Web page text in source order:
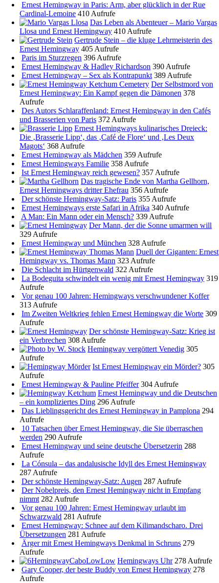
Ernest Hemingway in Paris: Arm, aber glücklich in der Rue
Cardinal-Lemoine 410 Aufrufe
Das Leben als Abenteuer – Mario Vargas
Llosa und Ernest Hemingway 410 Aufrufe
Gertrude Stein – die kluge Lehrmeisterin des
Ernest Hemingway 405 Aufrufe
Paris im Sturzregen 396 Aufrufe
Ernest Hemingway & Hadley Richardson 390 Aufrufe
Ernest Hemingway – Sex als Kontrapunkt 389 Aufrufe
Der Selbstmord von
Ernest Hemingway: Ein Kampf gegen die Dämonen 378
Aufrufe
Des Autors Schlaraffenland: Ernest Hemingway in den Cafés
und Brasserien von Paris 372 Aufrufe
Ernest Hemingways kulinarisches Dreieck:
Die ‚Brasserie Lipp‘, das ‚Café de Flore‘ und ‚Les Deux
Magots‘ 368 Aufrufe
Ernest Hemingway als Mädchen 359 Aufrufe
Ernest Hemingways Familie 358 Aufrufe
Ist Ernest Hemingway reich gewesen? 357 Aufrufe
Das tragische Ende von Martha Gellhorn,
Ernest Hemingways dritter Ehefrau 356 Aufrufe
Der schönste Hemingway-Satz: Paris 355 Aufrufe
Ernest Hemingways erste Safari in Afrika 340 Aufrufe
A Man: Ein Mann oder ein Mensch? 339 Aufrufe
Der Mann, der die Sonne umarmen will
329 Aufrufe
Ernest Hemingway und München 328 Aufrufe
Duell der Giganten: Ernest
Hemingway vs. Thomas Mann 323 Aufrufe
Die Schlacht im Hürtgenwald 322 Aufrufe
La Bodeguita schwindelt ein wenig mit Ernest Hemingway 319
Aufrufe
Vor genau 100 Jahren: Hemingways verschwundener Koffer
313 Aufrufe
Im Zweiten Weltkrieg fehlen Ernest Hemingway die Worte 309
Aufrufe
Der schönste Hemingway-Satz: Krieg ist
ein Verbrechen 308 Aufrufe
Hemingway vergöttert Venedig 305
Aufrufe
Ist Ernest Hemingway ein Mörder? 305
Aufrufe
Ernest Hemingway & Pauline Pfeiffer 304 Aufrufe
Ernest Hemingway und die Deutschen
– ein kompliziertes Ding 296 Aufrufe
Das Lieblingsgericht des Ernest Hemingway in Pamplona 294
Aufrufe
10 Tatsachen über Ernest Hemingway, die Sie überraschen
werden 290 Aufrufe
Ernest Hemingway und seine deutsche Übersetzerin 288
Aufrufe
La Cónsula – das andalusische Idyll des Ernest Hemingway
287 Aufrufe
Der schönste Hemingway-Satz: Augen 287 Aufrufe
Der Nobelpreis, den Ernest Hemingway nicht in Empfang
nimmt 282 Aufrufe
Vor genau 100 Jahren: Ernest Hemingway urlaubt im
Schwarzwald 281 Aufrufe
Ernest Hemingway: Schnee auf dem Kilimandscharo. Drei
Übersetzungen 281 Aufrufe
Ärger mit Ernest Hemingways Denkmal in Schruns 279
Aufrufe
Hemingways Uhr 278 Aufrufe
Gary Cooper, der beste Buddy von Ernest Hemingway 278
Aufrufe